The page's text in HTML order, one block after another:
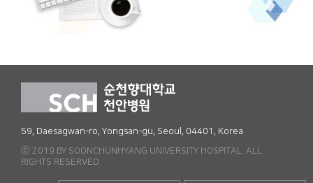
59, Daesagwan-ro, Yongsan-gu, Seoul, 04401, Korea
ⓒ 2019 BY SOONCHUNHYANG UNIVERSITY HOSPITAL. ALL
RIGHTS RESERVED.